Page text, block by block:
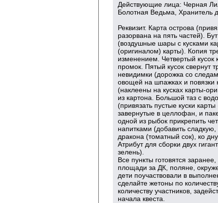
Действующие лица: Черная
Болотная Ведьма, Хранитель
Реквизит. Карта острова
разорвана на пять частей).
(воздушные шары с кусками
(оригиналом) карты). Копия
изменением. Четвертый
промок. Пятый кусок свернут
невидимки (дорожка со
овощей на шпажках и повязки
(наклеены на кусках карты-
из картона. Большой таз с
(привязать пустые куски
завернутые в целлофан, и
одной из рыбок прикрепить
напитками (добавить
дракона (томатный сок), ко
Атрибут для сборки двух
зелень).
Все пункты готовятся
площади за ДК, поляне,
дети поучаствовали в
сделайте жетоны по
количеству участников,
начала квеста.